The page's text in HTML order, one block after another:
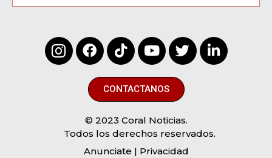
CONTACTANOS
© 2023 Coral Noticias.
Todos los derechos reservados.
Anunciate | Privacidad